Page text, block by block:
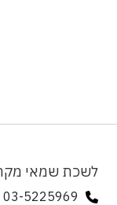
לשכת שמאי
03-5225969 | 03-5277642